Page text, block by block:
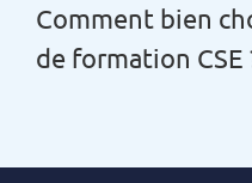
Comment bien
de formation CSE